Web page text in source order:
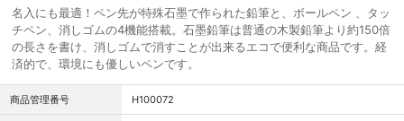
名入にも最適！ペン先が特殊石墨で作られた鉛筆と、ボールペン 、タッ
チペン、消しゴムの4機能搭載。石墨鉛筆は普通の木製鉛筆より約150倍
の長さを書け、消しゴムで消すことが出来るエコで便利な商品です。経
済的で、環境にも優しいペンです。
商品管理番号 H100072